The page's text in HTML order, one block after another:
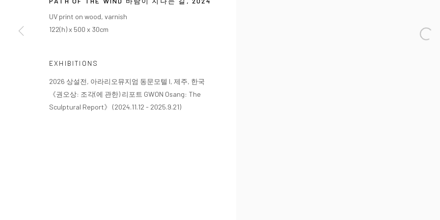
UV print on wood, varnish
122(h) x 500 x 30cm
EXHIBITIONS
2026 상설전, 아라리오뮤지엄 동문모텔 I, 제주, 한국
《권오상: 조각(에 관한) 리포트 GWON Osang: The
Sculptural Report》 (2024.11.12 - 2025.9.21)